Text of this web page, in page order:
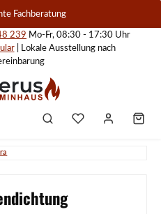
Fachberatung
239 Mo-Fr, 08:30 - 17:30 Uhr
| Lokale Ausstellung nach